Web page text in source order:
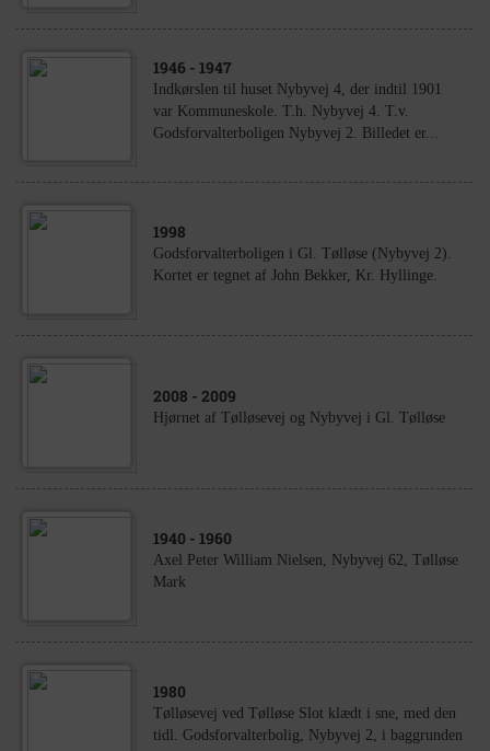
1946 - 1947
Indkørslen til huset Nybyvej 4, der indtil 1901
var Kommuneskole. T.h. Nybyvej 4. T.v.
Godsforvalterboligen Nybyvej 2. Billedet er...
1998
Godsforvalterboligen i Gl. Tølløse (Nybyvej 2).
Kortet er tegnet af John Bekker, Kr. Hyllinge.
2008 - 2009
Hjørnet af Tølløsevej og Nybyvej i Gl. Tølløse
1940 - 1960
Axel Peter William Nielsen, Nybyvej 62, Tølløse
Mark
1980
Tølløsevej ved Tølløse Slot klædt i sne, med den
tidl. Godsforvalterbolig, Nybyvej 2, i baggrunden